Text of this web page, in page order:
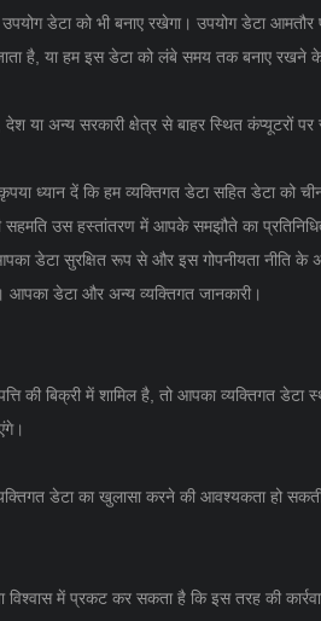
डेटा को भी बनाए रखेगा। उपयोग डेटा
है, या हम इस डेटा को लंबे समय तक बनाए रखने
या अन्य सरकारी क्षेत्र से बाहर स्थित कंप्यूटरों
ध्यान दें कि हम व्यक्तिगत डेटा सहित डेटा को
उस हस्तांतरण में आपके समझौते का
डेटा सुरक्षित रूप से और इस गोपनीयता नीति के
आपका डेटा और अन्य व्यक्तिगत जानकारी।
की बिक्री में शामिल है, तो आपका व्यक्तिगत
डेटा का खुलासा करने की आवश्यकता हो सकती है
विश्वास में प्रकट कर सकता है कि इस तरह की